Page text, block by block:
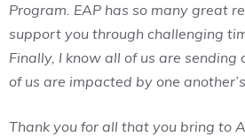
Program. EAP has so many great
support you through challenging
Finally, I know all of us are
of us are impacted by one
Thank you for all that you bring to